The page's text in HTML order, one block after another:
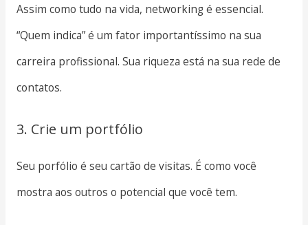
Assim como tudo na vida, networking é essencial.
“Quem indica” é um fator importantíssimo na sua
carreira profissional. Sua riqueza está na sua rede de
contatos.
3. Crie um portfólio
Seu porfólio é seu cartão de visitas. É como você
mostra aos outros o potencial que você tem.